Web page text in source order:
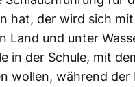
hat, der wird sich mit
Land und unter
in der Schule, mit
wollen, während der